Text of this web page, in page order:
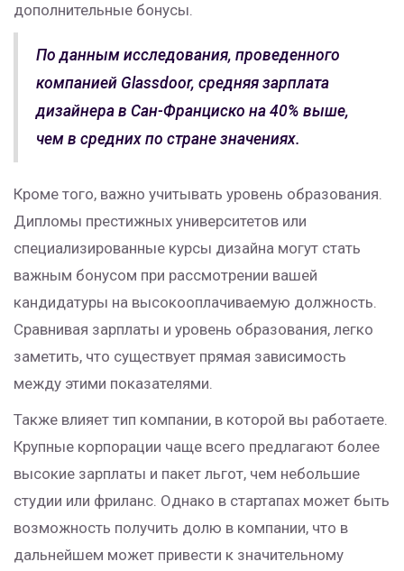
дополнительные бонусы.
По данным исследования, проведенного
компанией Glassdoor, средняя зарплата
дизайнера в Сан-Франциско на 40% выше,
чем в средних по стране значениях.
Кроме того, важно учитывать уровень образования.
Дипломы престижных университетов или
специализированные курсы дизайна могут стать
важным бонусом при рассмотрении вашей
кандидатуры на высокооплачиваемую должность.
Сравнивая зарплаты и уровень образования, легко
заметить, что существует прямая зависимость
между этими показателями.
Также влияет тип компании, в которой вы работаете.
Крупные корпорации чаще всего предлагают более
высокие зарплаты и пакет льгот, чем небольшие
студии или фриланс. Однако в стартапах может быть
возможность получить долю в компании, что в
дальнейшем может привести к значительному